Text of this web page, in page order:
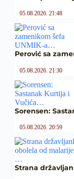
05.08.2026. 21:48
Perović sa
05.08.2026. 21:30
Sorensen:
05.08.2026. 20:59
Strana